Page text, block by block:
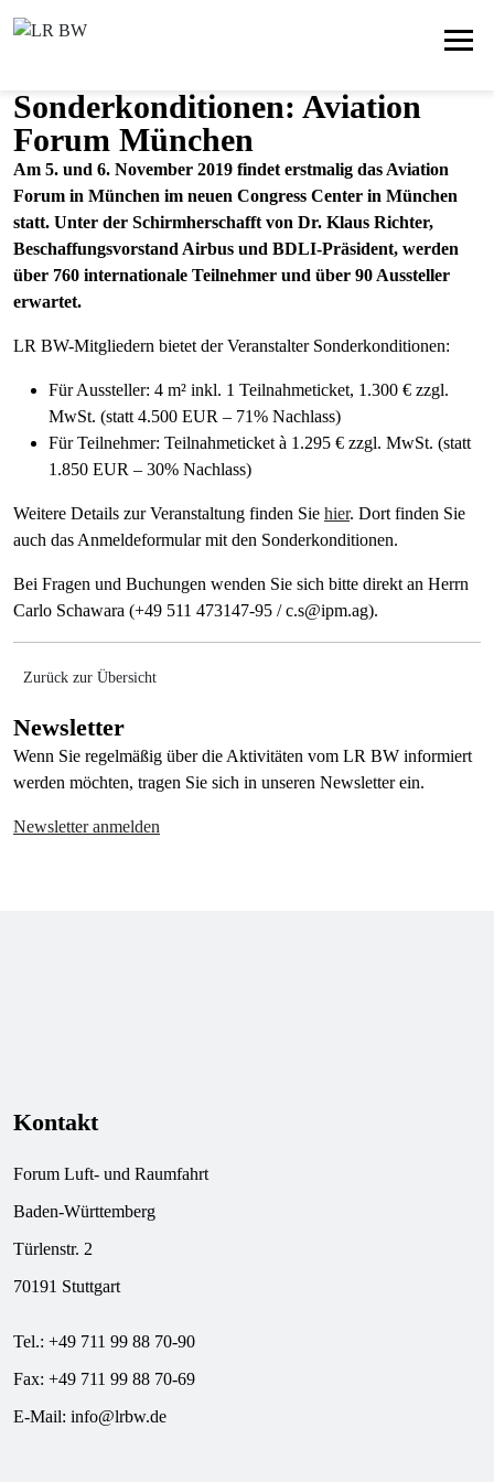
Sonderkonditionen: Aviation
Forum München
Am 5. und 6. November 2019 findet erstmalig das Aviation
Forum in München im neuen Congress Center in München
statt. Unter der Schirmherschafft von Dr. Klaus Richter,
Beschaffungsvorstand Airbus und BDLI-Präsident, werden
über 760 internationale Teilnehmer und über 90 Aussteller
erwartet.
LR BW-Mitgliedern bietet der Veranstalter Sonderkonditionen:
Für Aussteller: 4 m² inkl. 1 Teilnahmeticket, 1.300 € zzgl.
MwSt. (statt 4.500 EUR – 71% Nachlass)
Für Teilnehmer: Teilnahmeticket à 1.295 € zzgl. MwSt. (statt
1.850 EUR – 30% Nachlass)
Weitere Details zur Veranstaltung finden Sie hier. Dort finden Sie
auch das Anmeldeformular mit den Sonderkonditionen.
Bei Fragen und Buchungen wenden Sie sich bitte direkt an Herrn
Carlo Schawara (+49 511 473147-95 / c.s@ipm.ag).
Zurück zur Übersicht
Newsletter
Wenn Sie regelmäßig über die Aktivitäten vom LR BW informiert
werden möchten, tragen Sie sich in unseren Newsletter ein.
Newsletter anmelden
Kontakt
Forum Luft- und Raumfahrt
Baden-Württemberg
Türlenstr. 2
70191 Stuttgart
Tel.: +49 711 99 88 70-90
Fax: +49 711 99 88 70-69
E-Mail: info@lrbw.de